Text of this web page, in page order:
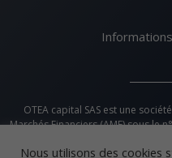
OTEA capital SAS est une
Marchés Financiers (AMF) sous le
Elle est membre de l’Association
Nous utilisons des cookies